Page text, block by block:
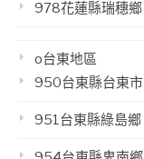
978花蓮縣瑞穗鄉
o台東地區
950台東縣台東市
951台東縣綠島鄉